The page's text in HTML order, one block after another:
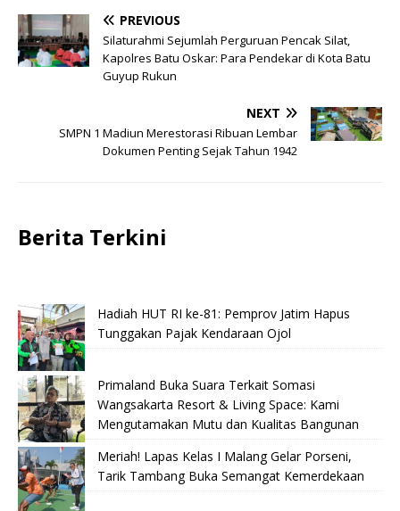
PREVIOUS
Silaturahmi Sejumlah Perguruan Pencak Silat,
Kapolres Batu Oskar: Para Pendekar di Kota Batu
Guyup Rukun
NEXT
SMPN 1 Madiun Merestorasi Ribuan Lembar
Dokumen Penting Sejak Tahun 1942
Berita Terkini
Hadiah HUT RI ke-81: Pemprov Jatim Hapus
Tunggakan Pajak Kendaraan Ojol
Primaland Buka Suara Terkait Somasi
Wangsakarta Resort & Living Space: Kami
Mengutamakan Mutu dan Kualitas Bangunan
Meriah! Lapas Kelas I Malang Gelar Porseni,
Tarik Tambang Buka Semangat Kemerdekaan